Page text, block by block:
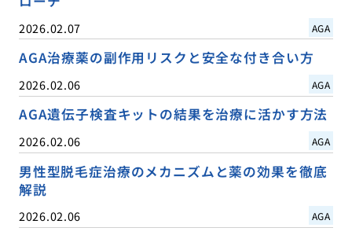
2026.02.07 AGA
AGA治療薬の副作用リスクと安全な付き合い方
2026.02.06 AGA
AGA遺伝子検査キットの結果を治療に活かす方法
2026.02.06 AGA
男性型脱毛症治療のメカニズムと薬の効果を徹底
解説
2026.02.06 AGA